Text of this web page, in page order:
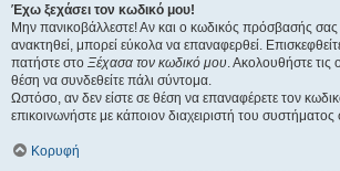
Έχω ξεχάσει τον κωδικό μου!
Μην πανικοβάλλεστε! Αν και ο κωδικός πρόσβασής σας
ανακτηθεί, μπορεί εύκολα να επαναφερθεί.
πατήστε στο Ξέχασα τον κωδικό μου. Ακολουθήστε τις
θέση να συνδεθείτε πάλι σύντομα.
Ωστόσο, αν δεν είστε σε θέση να επαναφέρετε τον
επικοινωνήστε με κάποιον διαχειριστή του
Κορυφή